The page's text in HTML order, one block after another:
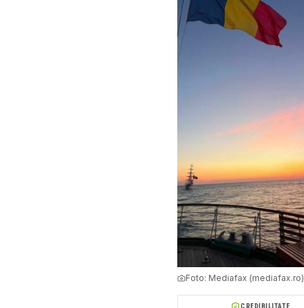
Foto: Mediafax (mediafax.ro)
CREDIBILITATE